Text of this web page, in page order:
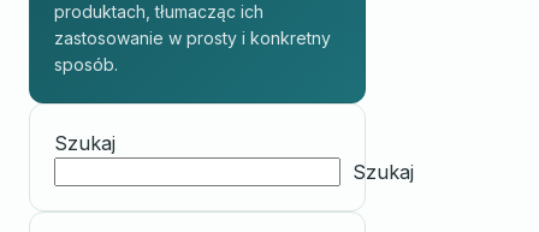
produktach, tłumacząc ich
zastosowanie w prosty i konkretny
sposób.
Szukaj
Szukaj